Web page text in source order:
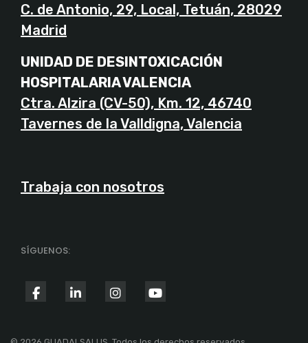
C. de Antonio, 29, Local, Tetuán, 28029
Madrid
UNIDAD DE DESINTOXICACIÓN
HOSPITALARIA VALENCIA
Ctra. Alzira (CV-50), Km. 12, 46740
Tavernes de la Valldigna, Valencia
Trabaja con nosotros
SÍGUENOS:
fab
facebook-
fab
linkedin-
fab
instagram
fab
youtube